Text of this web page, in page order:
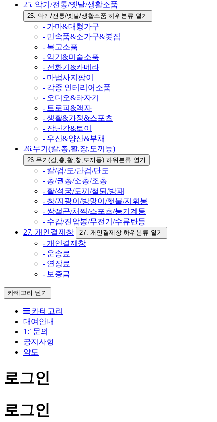
25. 악기/전통/옛날/생활소품
25. 악기/전통/옛날/생활소품 하위분류 열기
- 가마&대형가구
- 민속품&소가구&봇짐
- 복고소품
- 악기&미술소품
- 전화기&카메라
- 마법사지팡이
- 각종 인테리어소품
- 오디오&타자기
- 트로피&액자
- 생활&가정&스포츠
- 장난감&토이
- 우산&양산&부채
26.무기(칼,총,활,창,도끼등)
26.무기(칼,총,활,창,도끼등) 하위분류 열기
- 칼/검/도/단검/단도
- 총/권총/소총/조총
- 활/석궁/도끼/철퇴/방패
- 창/지팡이/방망이/횃불/지휘봉
- 쌍절곤/채찍/스포츠/농기계등
- 수갑/진압봉/무전기/수류탄등
27. 개인결제창
27. 개인결제창 하위분류 열기
- 개인결제창
- 운송료
- 연장료
- 보증금
카테고리 닫기
카테고리
대여안내
1:1문의
공지사항
약도
로그인
로그인